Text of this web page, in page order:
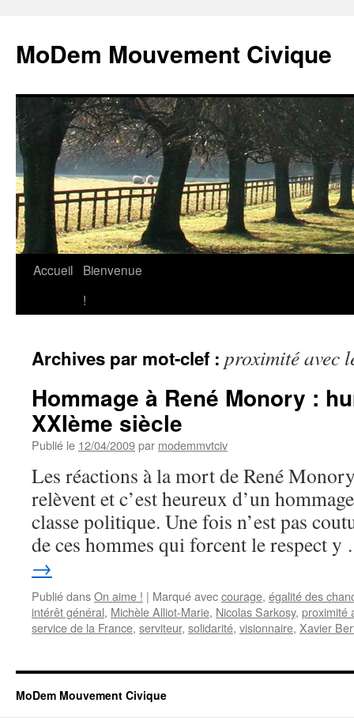
MoDem Mouvement Civique
Aller
Accueil
Bienvenue
!
Archives par mot-clef : proximité avec
Hommage à René Monory :
XXIème siècle
Publié le 12/04/2009par modemmvtciv
Les réactions à la mort de René
relèvent et c’est heureux d’un
classe politique. Une fois n’est pas
de ces hommes qui forcent le respect
→
Publié dansOn aime ! | Marqué aveccourage, égalité des
intérêt général, Michèle Alliot-Marie, Nicolas Sarkosy, proximité
service de la France, serviteur, solidarité, visionnaire, Xavier
MoDem Mouvement Civique